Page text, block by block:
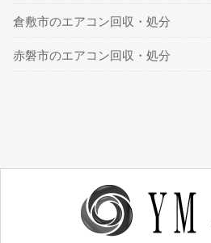
倉敷市のエアコン回収・処分
赤磐市のエアコン回収・処分